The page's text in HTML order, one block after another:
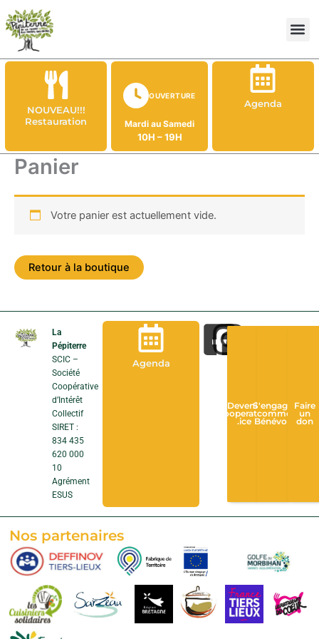
Aller
au
contenu
NOUVEAU!!!
Restauration
OUVERTURE
Mardi au Samedi
10H – 19H
Agenda
Panier
Votre panier est actuellement vide.
Retour à la boutique
La
Pépiterre
SCIC –
Société
Coopérative
d’Intérêt
Collectif
SIRET :
834 435
620 000
10
Agrément
ESUS
Agenda
Devenir
Cooperateur
.ice
S'engager
comme
Bénévole
Faire
un
don
Nos partenaires